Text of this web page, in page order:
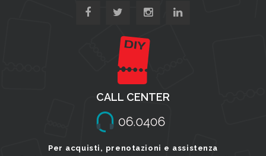
CALL CENTER
Per acquisti, prenotazioni e assistenza